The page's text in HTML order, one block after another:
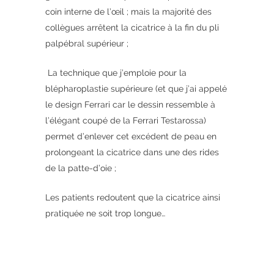
coin interne de l’œil ; mais la majorité des
collègues arrêtent la cicatrice à la fin du pli
palpébral supérieur ;
La technique que j’emploie pour la
blépharoplastie supérieure (et que j’ai appelé
le design Ferrari car le dessin ressemble à
l’élégant coupé de la Ferrari Testarossa)
permet d’enlever cet excédent de peau en
prolongeant la cicatrice dans une des rides
de la patte-d’oie ;
Les patients redoutent que la cicatrice ainsi
pratiquée ne soit trop longue…